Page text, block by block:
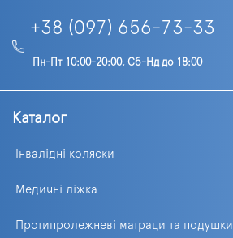
+38 (097) 656-73-33
Пн-Пт 10:00-20:00, Сб-Нд до 18:00
Каталог
Інвалідні коляски
Медичні ліжка
Протипролежневі матраци та подушки